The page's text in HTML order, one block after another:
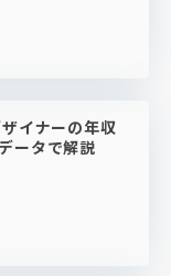
イナーの年収
ータで解説